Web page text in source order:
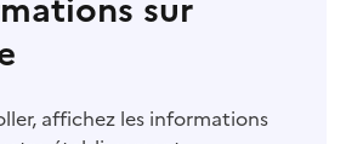
affichez les informations